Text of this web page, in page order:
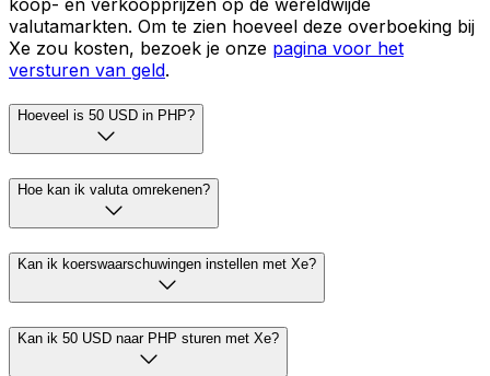
valutamarkten. Om te zien hoeveel deze overboeking bij
Xe zou kosten, bezoek je onze pagina voor het
versturen van geld.
Hoeveel is 50 USD in PHP?
Hoe kan ik valuta omrekenen?
Kan ik koerswaarschuwingen instellen met Xe?
Kan ik 50 USD naar PHP sturen met Xe?